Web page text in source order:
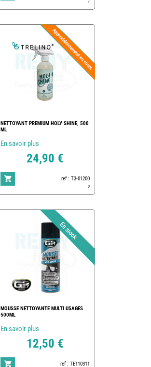
7
NETTOYANT PREMIUM HOLY SHINE, 500
ML
En savoir plus
24,90 €
ref : T3-01200
0
MOUSSE NETTOYANTE MULTI USAGES
500ML
En savoir plus
12,50 €
ref : TE110311